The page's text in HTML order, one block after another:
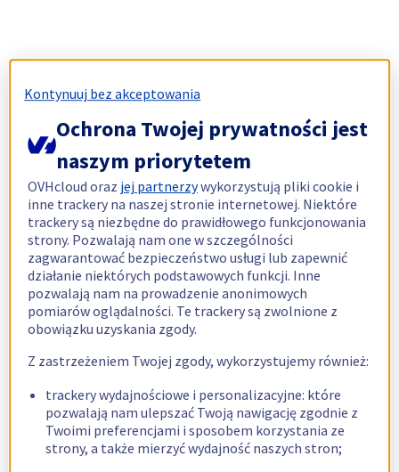
Kontynuuj bez akceptowania
Ochrona Twojej prywatności jest
naszym priorytetem
OVHcloud oraz jej partnerzywykorzystują pliki cookie i
inne trackery na naszej stronie internetowej. Niektóre
trackery są niezbędne do prawidłowego funkcjonowania
strony. Pozwalają nam one w szczególności
zagwarantować bezpieczeństwo usługi lub zapewnić
działanie niektórych podstawowych funkcji. Inne
pozwalają nam na prowadzenie anonimowych
pomiarów oglądalności. Te trackery są zwolnione z
obowiązku uzyskania zgody.
Z zastrzeżeniem Twojej zgody, wykorzystujemy również:
trackery wydajnościowe i personalizacyjne: które
pozwalają nam ulepszać Twoją nawigację zgodnie z
Twoimi preferencjami i sposobem korzystania ze
strony, a także mierzyć wydajność naszych stron;